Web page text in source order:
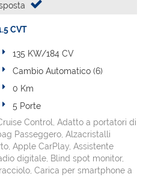
CVT
135 KW/184 CV
Cambio Automatico (6)
0 Km
5 Porte
Control, Adatto a portatori di
Passeggero, Alzacristalli
Apple CarPlay, Assistente
digitale, Blind spot monitor,
Carica per smartphone a